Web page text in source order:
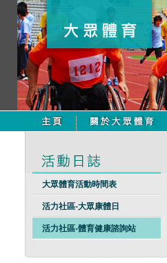
大眾體育活動時間表
活力社區-大眾康體日
活力社區-體育健康諮詢站